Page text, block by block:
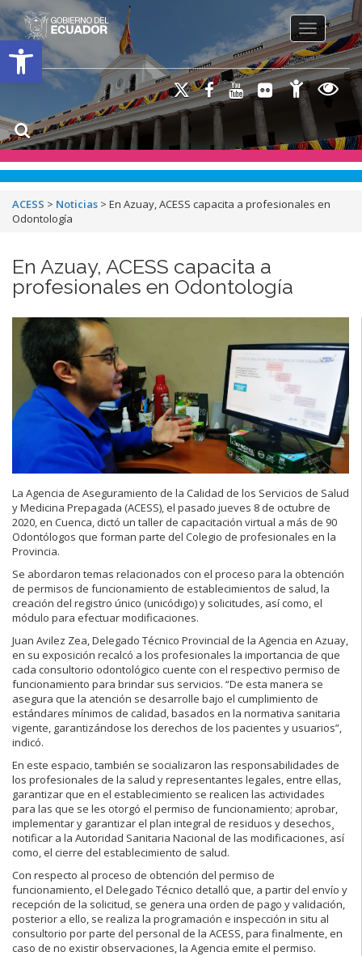
Open toolbar
Toggle
ACESS > Noticias > En Azuay, ACESS capacita a profesionales en
Odontología
En Azuay, ACESS capacita a
profesionales en Odontología
La Agencia de Aseguramiento de la Calidad de los Servicios de Salud
y Medicina Prepagada (ACESS), el pasado jueves 8 de octubre de
2020, en Cuenca, dictó un taller de capacitación virtual a más de 90
Odontólogos que forman parte del Colegio de profesionales en la
Provincia.
Se abordaron temas relacionados con el proceso para la obtención
de permisos de funcionamiento de establecimientos de salud, la
creación del registro único (unicódigo) y solicitudes, así como, el
módulo para efectuar modificaciones.
Juan Avilez Zea, Delegado Técnico Provincial de la Agencia en Azuay,
en su exposición recalcó a los profesionales la importancia de que
cada consultorio odontológico cuente con el respectivo permiso de
funcionamiento para brindar sus servicios. “De esta manera se
asegura que la atención se desarrolle bajo el cumplimiento de
estándares mínimos de calidad, basados en la normativa sanitaria
vigente, garantizándose los derechos de los pacientes y usuarios”,
indicó.
En este espacio, también se socializaron las responsabilidades de
los profesionales de la salud y representantes legales, entre ellas,
garantizar que en el establecimiento se realicen las actividades
para las que se les otorgó el permiso de funcionamiento; aprobar,
implementar y garantizar el plan integral de residuos y desechos¸
notificar a la Autoridad Sanitaria Nacional de las modificaciones, así
como, el cierre del establecimiento de salud.
Con respecto al proceso de obtención del permiso de
funcionamiento, el Delegado Técnico detalló que, a partir del envío y
recepción de la solicitud, se genera una orden de pago y validación,
posterior a ello, se realiza la programación e inspección in situ al
consultorio por parte del personal de la ACESS, para finalmente, en
caso de no existir observaciones, la Agencia emite el permiso.